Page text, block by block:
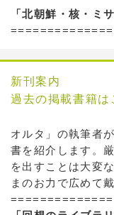
「北朝鮮・核・ミ
新刊案内
過去の掲載書籍は
オルタ」の執筆者
書を紹介します。
を出すことは大変
まのお力で広めて